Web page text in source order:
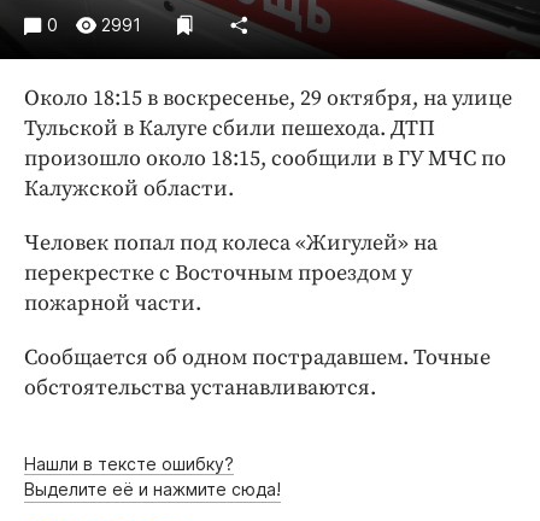
Издания
Медиаперсона
Интересное чтиво
Клиника года
Бренд года
Работодатель года
0 2991
Около 18:15 в воскресенье, 29 октября, на улице
Тульской в Калуге сбили пешехода. ДТП
произошло около 18:15, сообщили в ГУ МЧС по
Калужской области.
Человек попал под колеса «Жигулей» на
перекрестке с Восточным проездом у
пожарной части.
Сообщается об одном пострадавшем. Точные
обстоятельства устанавливаются.
Нашли в тексте ошибку?
Выделите её и нажмите сюда!